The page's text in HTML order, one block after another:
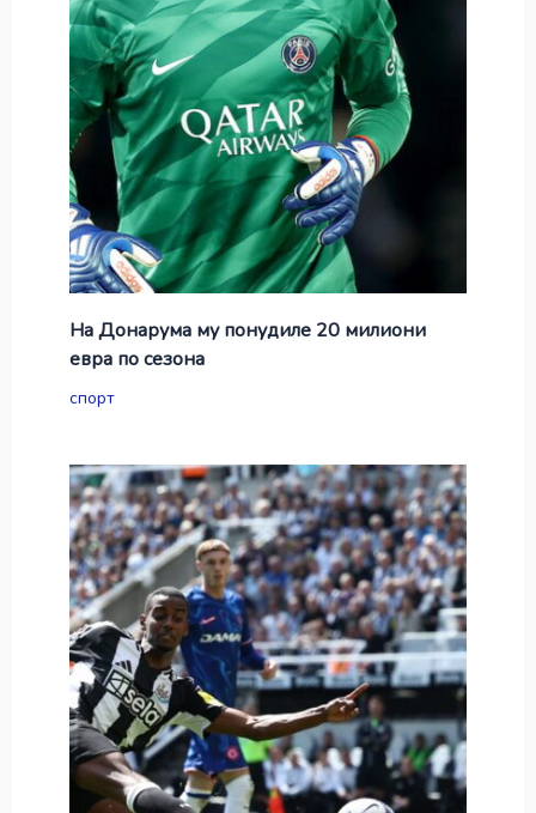
На Донарума му понудиле 20 милиони
евра по сезона
спорт